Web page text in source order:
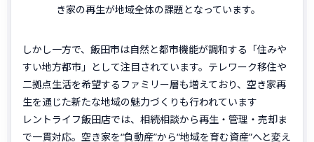
き家の再生が地域全体の課題となっています。
しかし一方で、飯田市は自然と都市機能が調和する「住みや
すい地方都市」として注目されています。テレワーク移住や
二拠点生活を希望するファミリー層も増えており、空き家再
生を通じた新たな地域の魅力づくりも行われています
レントライフ飯田店では、相続相談から再生・管理・売却ま
で一貫対応。空き家を“負動産”から“地域を育む資産”へと変え